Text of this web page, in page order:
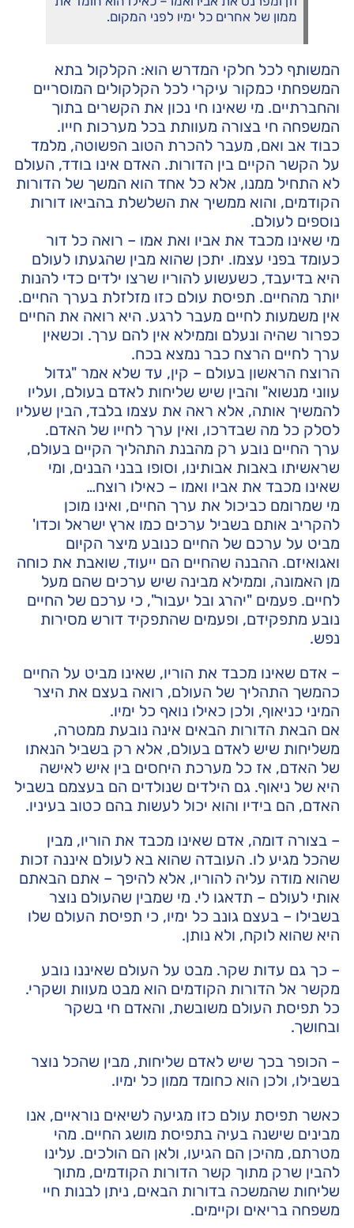
ממון של אחרים כל ימיו לפני המקום.
המשותף לכל חלקי המדרש הוא: הקלקול בתא
המשפחתי כמקור עיקרי לכל הקלקולים המוסריים
והחברתיים. מי שאינו חי נכון את הקשרים בתוך
המשפחה חי בצורה מעוותת בכל מערכות חייו.
כבוד אב ואם, מעבר להכרת הטוב הפשוטה, מלמד
על הקשר הקיים בין הדורות. האדם אינו בודד, העולם
לא התחיל ממנו, אלא כל אחד הוא המשך של הדורות
הקודמים, והוא ממשיך את השלשלת בהביאו דורות
נוספים לעולם.
מי שאינו מכבד את אביו ואת אמו – רואה כל דור
כעומד בפני עצמו. יתכן שהוא מבין שהגעתו לעולם
היא בדיעבד, כשעשוע להוריו שרצו ילדים כדי להנות
יותר מהחיים. תפיסת עולם כזו מזלזלת בערך החיים.
אין משמעות לחיים מעבר לרגע. היא רואה את החיים
כפרור שהיה ונעלם וממילא אין להם ערך. וכשאין
ערך לחיים הרצח כבר נמצא בכח.
הרוצח הראשון בעולם – קין, עד שלא אמר "גדול
עווני מנשוא" והבין שיש שליחות לאדם בעולם, ועליו
להמשיך אותה, אלא ראה את עצמו בלבד, הבין שעליו
לסלק כל מה שבדרכו, ואין ערך לחייו של האדם.
ערך החיים נובע רק מהבנת התהליך הקיים בעולם,
שראשיתו באבות אבותינו, וסופו בבני הבנים, ומי
שאינו מכבד את אביו ואמו – כאילו רוצח…
מי שמרומם כביכול את ערך החיים, ואינו מוכן
להקריב אותם בשביל ערכים כמו ארץ ישראל וכדו'
מביט על ערכם של החיים כנובע מיצר הקיום
ואגואיזם. ההבנה שהחיים הם ייעוד, שואבת את כוחה
מן האמונה, וממילא מבינה שיש ערכים שהם מעל
לחיים. פעמים "יהרג ובל יעבור", כי ערכם של החיים
נובע מתפקידם, ופעמים שהתפקיד דורש מסירות
נפש.
– אדם שאינו מכבד את הוריו, שאינו מביט על החיים
כהמשך התהליך של העולם, רואה בעצם את היצר
המיני כניאוף, ולכן כאילו נואף כל ימיו.
אם הבאת הדורות הבאים אינה נובעת ממטרה,
משליחות שיש לאדם בעולם, אלא רק בשביל הנאתו
של האדם, אז כל מערכת היחסים בין איש לאישה
היא של ניאוף. גם הילדים שנולדים הם בעצמם בשביל
האדם, הם בידיו והוא יכול לעשות בהם כטוב בעיניו.
– בצורה דומה, אדם שאינו מכבד את הוריו, מבין
שהכל מגיע לו. העובדה שהוא בא לעולם איננה זכות
שהוא מודה עליה להוריו, אלא להיפך – אתם הבאתם
אותי לעולם – תדאגו לי. מי שמבין שהעולם נוצר
בשבילו – בעצם גונב כל ימיו, כי תפיסת העולם שלו
היא שהוא לוקח, ולא נותן.
– כך גם עדות שקר. מבט על העולם שאיננו נובע
מקשר אל הדורות הקודמים הוא מבט מעוות ושקרי.
כל תפיסת העולם משובשת, והאדם חי בשקר
ובחושך.
– הכופר בכך שיש לאדם שליחות, מבין שהכל נוצר
בשבילו, ולכן הוא כחומד ממון כל ימיו.
כאשר תפיסת עולם כזו מגיעה לשיאים נוראיים, אנו
מבינים שישנה בעיה בתפיסת מושג החיים. מהי
מטרתם, מהיכן הם הגיעו, ולאן הם הולכים. עלינו
להבין שרק מתוך קשר הדורות הקודמים, מתוך
שליחות שהמשכה בדורות הבאים, ניתן לבנות חיי
משפחה בריאים וקיימים.